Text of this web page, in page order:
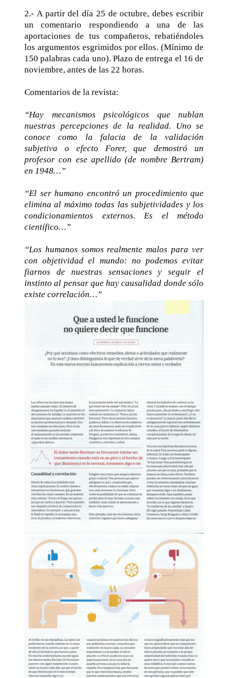
2.- A partir del día 25 de octubre, debes escribir
un comentario respondiendo a una de las
aportaciones de tus compañeros, rebatiéndoles
los argumentos esgrimidos por ellos. (Mínimo de
150 palabras cada uno). Plazo de entrega el 16 de
noviembre, antes de las 22 horas.
Comentarios de la revista:
“Hay mecanismos psicológicos que nublan
nuestras percepciones de la realidad. Uno se
conoce como la falacia de la validación
subjetiva o efecto Forer, que demostró un
profesor con ese apellido (de nombre Bertram)
en 1948…”
“El ser humano encontró un procedimiento que
elimina al máximo todas las subjetividades y los
condicionamientos externos. Es el método
científico…”
“Los humanos somos realmente malos para ver
con objetividad el mundo: no podemos evitar
fiarnos de nuestras sensaciones y seguir el
instinto al pensar que hay causalidad donde sólo
existe correlación…”